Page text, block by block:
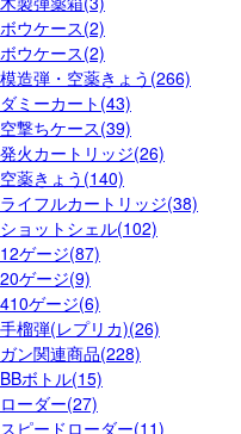
ボウケース(2)
ボウケース(2)
模造弾・空薬きょう(266)
ダミーカート(43)
空撃ちケース(39)
発火カートリッジ(26)
空薬きょう(140)
ライフルカートリッジ(38)
ショットシェル(102)
12ゲージ(87)
20ゲージ(9)
410ゲージ(6)
手榴弾(レプリカ)(26)
ガン関連商品(228)
BBボトル(15)
ローダー(27)
スピードローダー(11)